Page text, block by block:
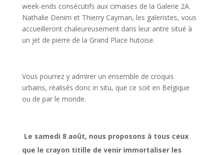
week-ends consécutifs aux cimaises de la Galerie 2A.
Nathalie Denim et Thierry Cayman, les galeristes, vous
accueilleront chaleureusement dans leur antre situé à
un jet de pierre de la Grand Place hutoise.
Vous pourrez y admirer un ensemble de croquis
urbains, réalisés donc in situ, que ce soit en Belgique
ou de par le monde.
Le samedi 8 août, nous proposons à tous ceux
que le crayon titille de venir immortaliser les